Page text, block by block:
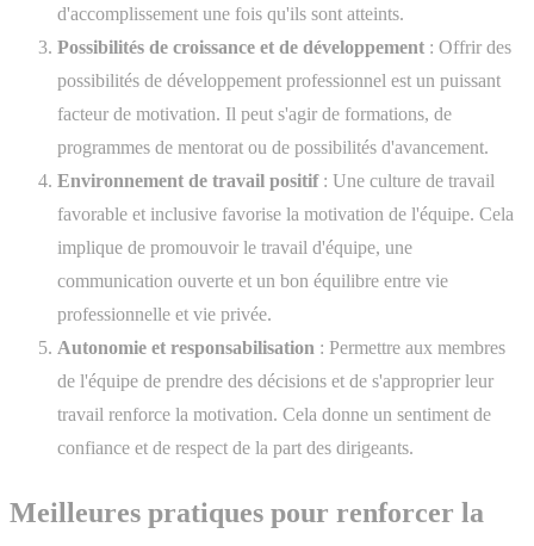
d'accomplissement une fois qu'ils sont atteints.
Possibilités de croissance et de développement : Offrir des
possibilités de développement professionnel est un puissant
facteur de motivation. Il peut s'agir de formations, de
programmes de mentorat ou de possibilités d'avancement.
Environnement de travail positif : Une culture de travail
favorable et inclusive favorise la motivation de l'équipe. Cela
implique de promouvoir le travail d'équipe, une
communication ouverte et un bon équilibre entre vie
professionnelle et vie privée.
Autonomie et responsabilisation : Permettre aux membres
de l'équipe de prendre des décisions et de s'approprier leur
travail renforce la motivation. Cela donne un sentiment de
confiance et de respect de la part des dirigeants.
Meilleures pratiques pour renforcer la